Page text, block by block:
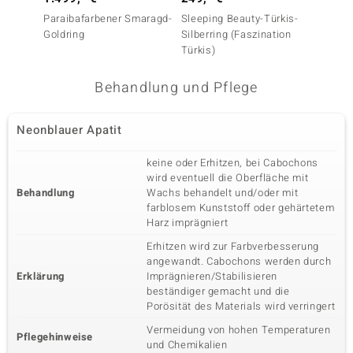
0,106 ct Rundschliff
Fassung Herkunft
Kambodscha
Paraibafarbener Smaragd-
Goldring
Sleeping Beauty-Türkis-
Silberring (Faszination
Türkis)
Behandlung und Pflege
Neonblauer Apatit
Behandlung
keine oder Erhitzen, bei Cabochons
wird eventuell die Oberfläche mit
Wachs behandelt und/oder mit
farblosem Kunststoff oder gehärtetem
Harz imprägniert
Erklärung
Erhitzen wird zur Farbverbesserung
angewandt. Cabochons werden durch
Imprägnieren/Stabilisieren
beständiger gemacht und die
Porösität des Materials wird verringert
Pflegehinweise
Vermeidung von hohen Temperaturen
und Chemikalien